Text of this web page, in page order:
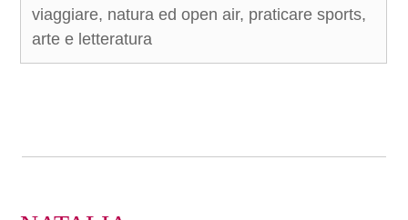
viaggiare, natura ed open air, praticare sports,
arte e letteratura